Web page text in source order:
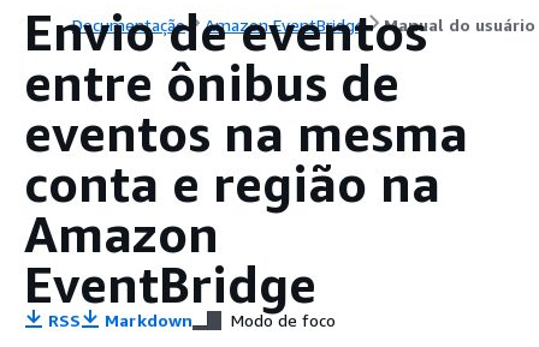
Documentação Amazon EventBridge Manual do usuário
Envio de eventos
entre ônibus de
eventos na mesma
conta e região na
Amazon
EventBridge
RSS Markdown Modo de foco